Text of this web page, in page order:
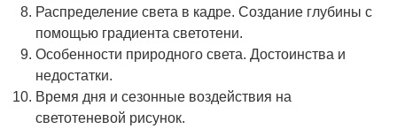
Распределение света в кадре. Создание глубины с
помощью градиента светотени.
Особенности природного света. Достоинства и
недостатки.
Время дня и сезонные воздействия на
светотеневой рисунок.